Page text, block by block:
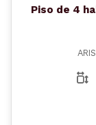
Piso de 4